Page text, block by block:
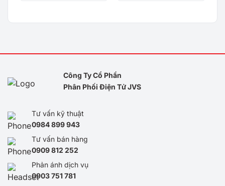
Công Ty Cổ Phần
Phân Phối Điện Tử JVS
Tư vấn kỹ thuật
0984 899 943
Tư vấn bán hàng
0909 812 252
Phản ánh dịch vụ
0903 751 781